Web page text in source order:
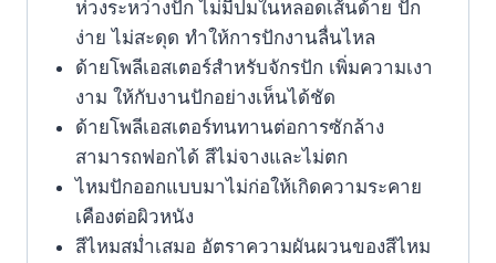
ห่วงระหว่างปัก ไม่มีปมในหลอดเส้นด้าย ปัก
ง่าย ไม่สะดุด ทำให้การปักงานลื่นไหล
ด้ายโพลีเอสเตอร์สำหรับจักรปัก เพิ่มความเงา
งาม ให้กับงานปักอย่างเห็นได้ชัด
ด้ายโพลีเอสเตอร์ทนทานต่อการซักล้าง
สามารถฟอกได้ สีไม่จางและไม่ตก
ไหมปักออกแบบมาไม่ก่อให้เกิดความระคาย
เคืองต่อผิวหนัง
สีไหมสม่ำเสมอ อัตราความผันผวนของสีไหม